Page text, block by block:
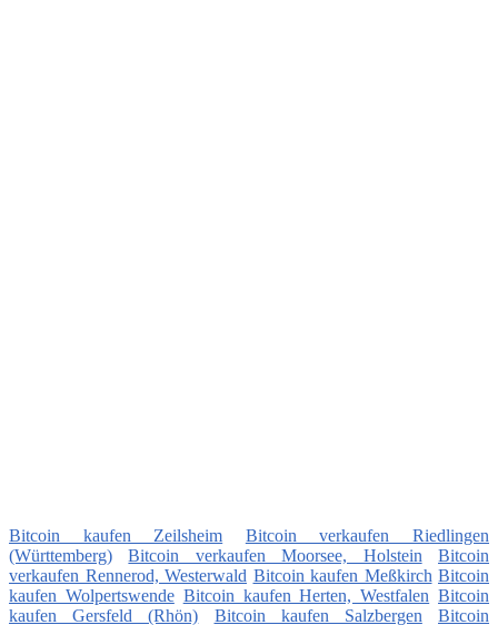
Bitcoin kaufen Zeilsheim
Bitcoin verkaufen Riedlingen
(Württemberg)
Bitcoin verkaufen Moorsee, Holstein
Bitcoin
verkaufen Rennerod, Westerwald Bitcoin kaufen Meßkirch Bitcoin
kaufen Wolpertswende Bitcoin kaufen Herten, Westfalen Bitcoin
kaufen Gersfeld (Rhön)
Bitcoin kaufen Salzbergen Bitcoin